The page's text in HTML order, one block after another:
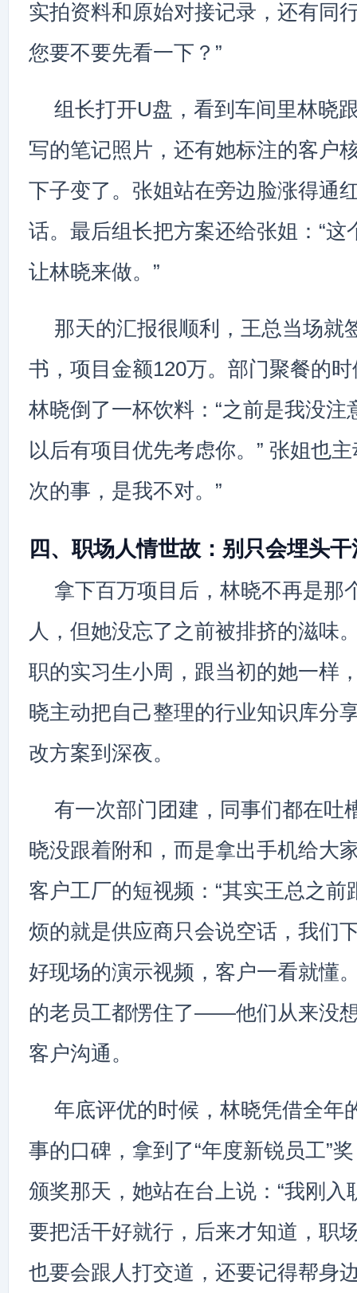
实拍资料和原始对接记录，还有同
您要不要先看一下？”
组长打开U盘，看到车间里林晓
写的笔记照片，还有她标注的客户
下子变了。张姐站在旁边脸涨得通
话。最后组长把方案还给张姐：“这
让林晓来做。”
那天的汇报很顺利，王总当场就
书，项目金额120万。部门聚餐的
林晓倒了一杯饮料：“之前是我没注
以后有项目优先考虑你。” 张姐也
次的事，是我不对。”
四、职场人情世故：别只会埋头干
拿下百万项目后，林晓不再是那
人，但她没忘了之前被排挤的滋味
职的实习生小周，跟当初的她一样
晓主动把自己整理的行业知识库分
改方案到深夜。
有一次部门团建，同事们都在吐
晓没跟着附和，而是拿出手机给大
客户工厂的短视频：“其实王总之前
烦的就是供应商只会说空话，我们
好现场的演示视频，客户一看就懂
的老员工都愣住了——他们从来没
客户沟通。
年底评优的时候，林晓凭借全年
事的口碑，拿到了“年度新锐员工”
颁奖那天，她站在台上说：“我刚入
要把活干好就行，后来才知道，职
也要会跟人打交道，还要记得帮身